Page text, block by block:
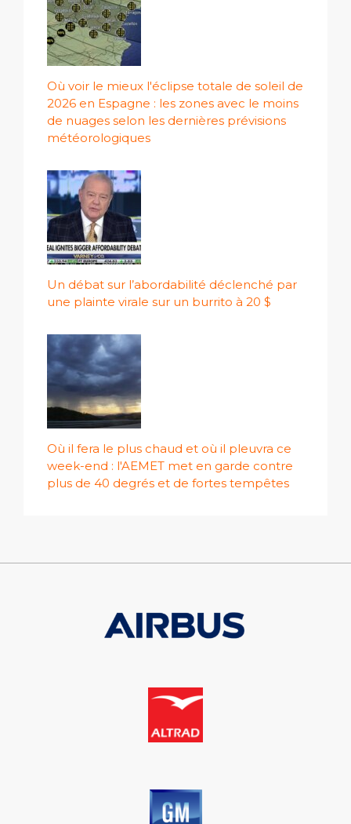
Où voir le mieux l'éclipse totale de soleil de
2026 en Espagne : les zones avec le moins
de nuages ​​selon les dernières prévisions
météorologiques
Un débat sur l’abordabilité déclenché par
une plainte virale sur un burrito à 20 $
Où il fera le plus chaud et où il pleuvra ce
week-end : l'AEMET met en garde contre
plus de 40 degrés et de fortes tempêtes